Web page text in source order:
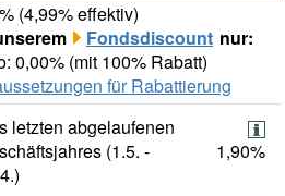
(4,99% effektiv)
Fondsdiscount nur:
0,00% (mit 100% Rabatt)
für Rabattierung
letzten abgelaufenen
(1.5. -
1,90%